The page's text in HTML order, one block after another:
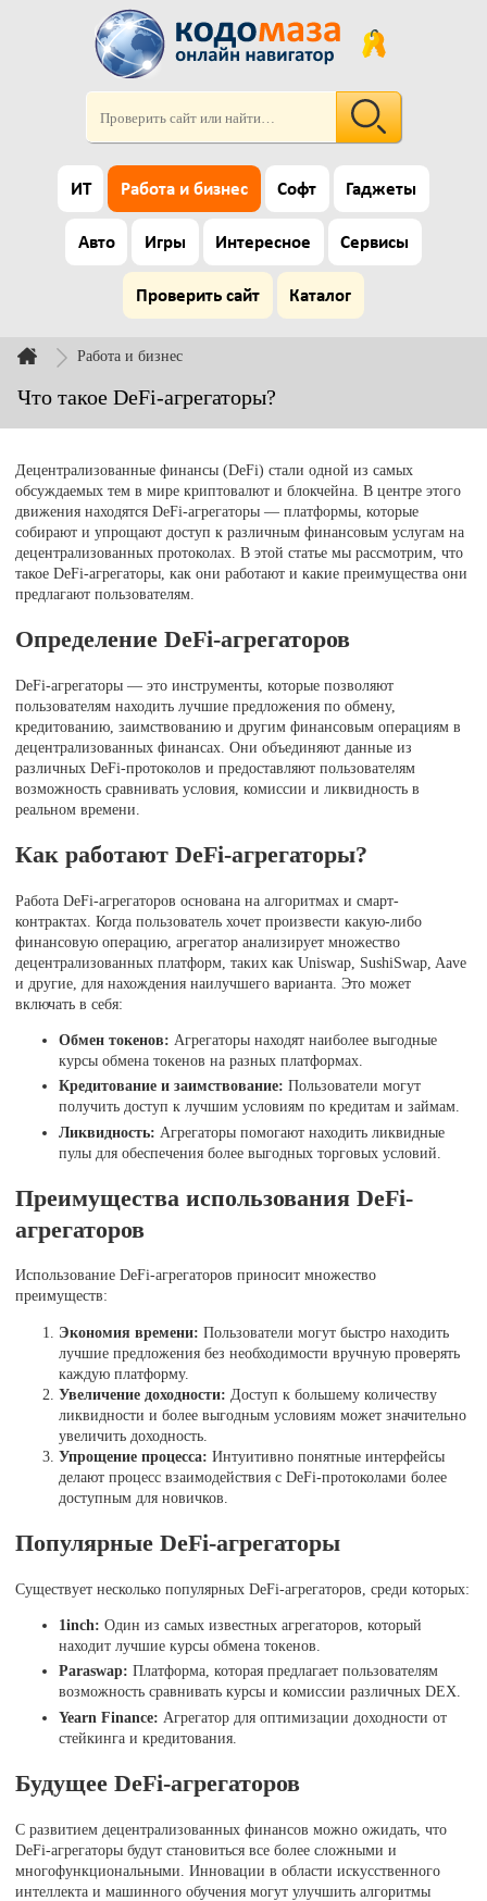
ИТ Работа и бизнес Софт Гаджеты
Авто Игры Интересное Сервисы
Проверить сайт Каталог
Работа и бизнес
Что такое DeFi-агрегаторы?
Децентрализованные финансы (DeFi) стали одной из самых
обсуждаемых тем в мире криптовалют и блокчейна. В центре этого
движения находятся DeFi-агрегаторы — платформы, которые
собирают и упрощают доступ к различным финансовым услугам на
децентрализованных протоколах. В этой статье мы рассмотрим, что
такое DeFi-агрегаторы, как они работают и какие преимущества они
предлагают пользователям.
Определение DeFi-агрегаторов
DeFi-агрегаторы — это инструменты, которые позволяют
пользователям находить лучшие предложения по обмену,
кредитованию, заимствованию и другим финансовым операциям в
децентрализованных финансах. Они объединяют данные из
различных DeFi-протоколов и предоставляют пользователям
возможность сравнивать условия, комиссии и ликвидность в
реальном времени.
Как работают DeFi-агрегаторы?
Работа DeFi-агрегаторов основана на алгоритмах и смарт-
контрактах. Когда пользователь хочет произвести какую-либо
финансовую операцию, агрегатор анализирует множество
децентрализованных платформ, таких как Uniswap, SushiSwap, Aave
и другие, для нахождения наилучшего варианта. Это может
включать в себя:
Обмен токенов: Агрегаторы находят наиболее выгодные
курсы обмена токенов на разных платформах.
Кредитование и заимствование: Пользователи могут
получить доступ к лучшим условиям по кредитам и займам.
Ликвидность: Агрегаторы помогают находить ликвидные
пулы для обеспечения более выгодных торговых условий.
Преимущества использования DeFi-
агрегаторов
Использование DeFi-агрегаторов приносит множество
преимуществ:
Экономия времени: Пользователи могут быстро находить
лучшие предложения без необходимости вручную проверять
каждую платформу.
Увеличение доходности: Доступ к большему количеству
ликвидности и более выгодным условиям может значительно
увеличить доходность.
Упрощение процесса: Интуитивно понятные интерфейсы
делают процесс взаимодействия с DeFi-протоколами более
доступным для новичков.
Популярные DeFi-агрегаторы
Существует несколько популярных DeFi-агрегаторов, среди которых:
1inch: Один из самых известных агрегаторов, который
находит лучшие курсы обмена токенов.
Paraswap: Платформа, которая предлагает пользователям
возможность сравнивать курсы и комиссии различных DEX.
Yearn Finance: Агрегатор для оптимизации доходности от
стейкинга и кредитования.
Будущее DeFi-агрегаторов
С развитием децентрализованных финансов можно ожидать, что
DeFi-агрегаторы будут становиться все более сложными и
многофункциональными. Инновации в области искусственного
интеллекта и машинного обучения могут улучшить алгоритмы